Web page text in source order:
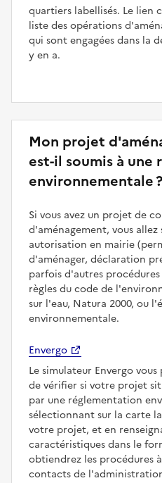
quartiers labellisés. Le lien
liste des opérations
qui sont engagées dans la
y en a.
Mon projet
est-il soumis à
environnementale ?
Si vous avez un projet de
d'aménagement, vous
autorisation en mairie
d'aménager, déclaration
parfois d'autres
règles du code de
sur l'eau, Natura 2000, ou
environnementale.
Envergo
Le simulateur Envergo
de vérifier si votre projet
par une réglementation
sélectionnant sur la carte
votre projet, et en
caractéristiques dans le
obtiendrez les procédures
contacts de